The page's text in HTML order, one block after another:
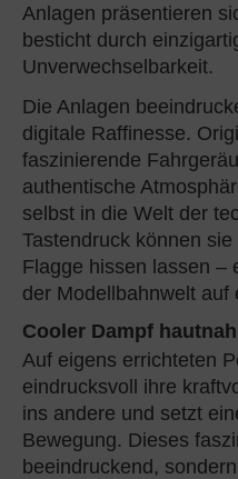
Anlagen präsentieren
besticht durch
Unverwechselbarkeit.
Die Anlagen
digitale Raffinesse.
faszinierende
authentische
selbst in die Welt der
Tastendruck können
Flagge hissen lassen –
der Modellbahnwelt
Cooler Dampf hautnah
Auf eigens errichteten
eindrucksvoll ihre
ins andere und setzt
Bewegung. Dieses
beeindruckend,